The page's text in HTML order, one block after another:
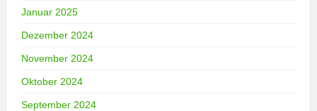
Januar 2025
Dezember 2024
November 2024
Oktober 2024
September 2024